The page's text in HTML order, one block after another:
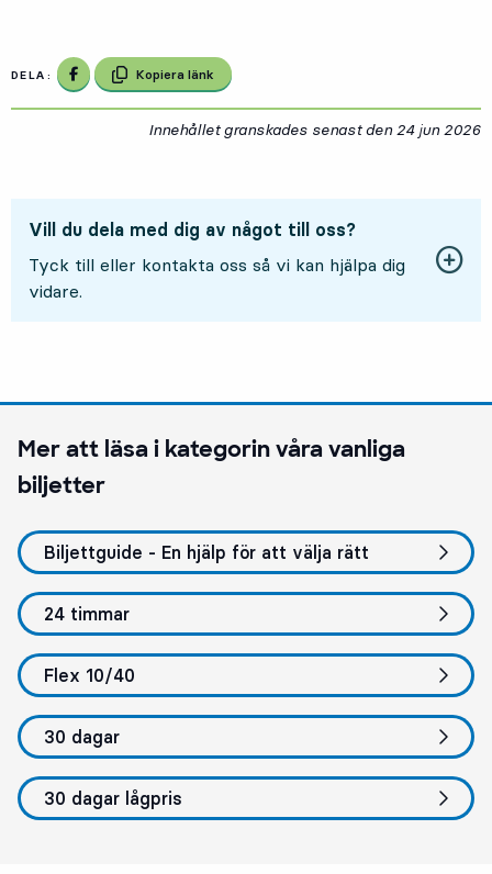
DELA: Dela på Facebook
Kopiera länk
Innehållet granskades senast den 24 jun 2026
Vill du dela med dig av något till oss?
Tyck till eller kontakta oss så vi kan hjälpa dig
vidare.
Mer att läsa i kategorinvåra vanliga
biljetter
Biljettguide - En hjälp för att välja rätt
24 timmar
Flex 10/40
30 dagar
30 dagar lågpris